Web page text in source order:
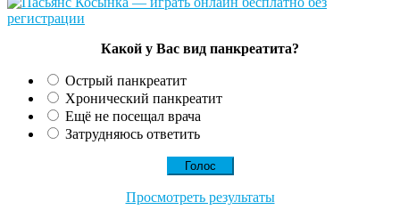
Какой у Вас вид панкреатита?
Острый панкреатит
Хронический панкреатит
Ещё не посещал врача
Затрудняюсь ответить
Просмотреть результаты